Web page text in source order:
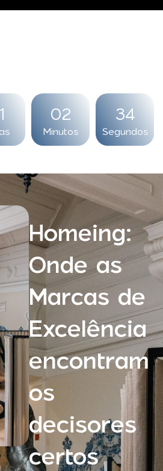
02
Minutos
32
Segundos
Homeing:
Onde as
Marcas de
Excelência
encontram
os
decisores
certos